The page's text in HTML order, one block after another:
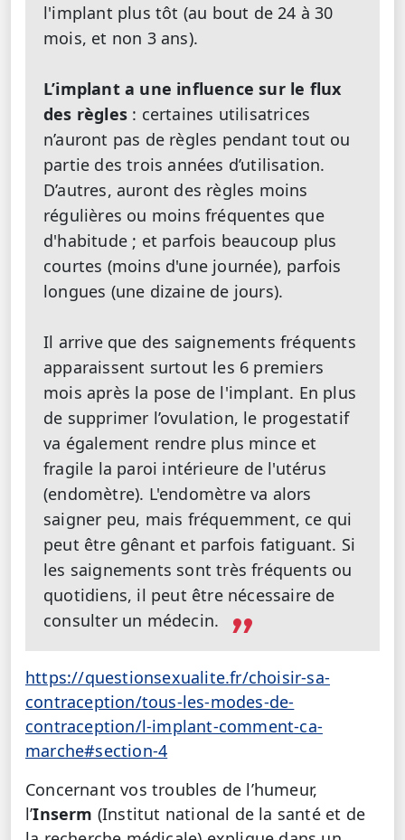
l'implant plus tôt (au bout de 24 à 30
mois, et non 3 ans).
L’implant a une influence sur le flux
des règles : certaines utilisatrices
n’auront pas de règles pendant tout ou
partie des trois années d’utilisation.
D’autres, auront des règles moins
régulières ou moins fréquentes que
d'habitude ; et parfois beaucoup plus
courtes (moins d'une journée), parfois
longues (une dizaine de jours).
Il arrive que des saignements fréquents
apparaissent surtout les 6 premiers
mois après la pose de l'implant. En plus
de supprimer l’ovulation, le progestatif
va également rendre plus mince et
fragile la paroi intérieure de l'utérus
(endomètre). L'endomètre va alors
saigner peu, mais fréquemment, ce qui
peut être gênant et parfois fatiguant. Si
les saignements sont très fréquents ou
quotidiens, il peut être nécessaire de
consulter un médecin.
https://questionsexualite.fr/choisir-sa-
contraception/tous-les-modes-de-
contraception/l-implant-comment-ca-
marche#section-4
Concernant vos troubles de l’humeur,
l’Inserm (Institut national de la santé et de